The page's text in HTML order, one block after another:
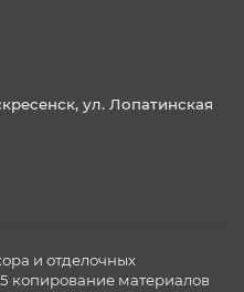
ул. Лопатинская
и отделочных
копирование материалов